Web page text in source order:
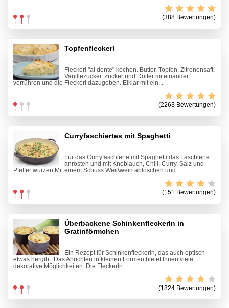
(388 Bewertungen)
Topfenfleckerl
Fleckerl "al dente" kochen. Butter, Topfen, Zitronensaft,
Vanillezucker, Zucker und Dotter miteinander
verrühren und die Fleckerl dazugeben. Eiklar mit ein...
(2263 Bewertungen)
Curryfaschiertes mit Spaghetti
Für das Curryfaschierte mit Spaghetti das Faschierte
anrösten und mit Knoblauch, Chili, Curry, Salz und
Pfeffer würzen.Mit einem Schuss Weißwein ablöschen und...
(151 Bewertungen)
Überbackene Schinkenfleckerln in
Gratinförmchen
Ein Rezept für Schinkenfleckerln, das auch optisch
etwas hergibt. Das Anrichten in kleinen Formen bietet Ihnen viele
dekorative Möglichkeiten. Die Fleckerln...
(1824 Bewertungen)